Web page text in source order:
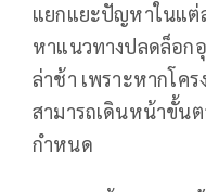
แยกแยะปัญหาในแต่
หาแนวทางปลดล็อก
ล่าช้า เพราะหากโค
สามารถเดินหน้าขั้น
กำหนด